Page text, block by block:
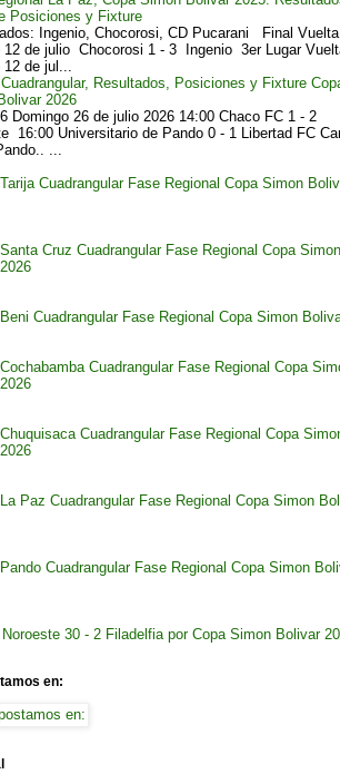
Posiciones y Fixture
Ingenio, Chocorosi, CD Pucarani Final Vuelta
12 de julio Chocorosi 1 - 3 Ingenio 3er Lugar
de jul...
Resultados, Posiciones y Fixture
2026
Domingo 26 de julio 2026 14:00 Chaco FC 1 - 2
16:00 Universitario de Pando 0 - 1 Libertad FC
...
Cuadrangular Fase Regional Copa Simon
Cruz Cuadrangular Fase Regional Copa Simon
Cuadrangular Fase Regional Copa Simon
Cuadrangular Fase Regional Copa
Cuadrangular Fase Regional Copa
Paz Cuadrangular Fase Regional Copa Simon
Cuadrangular Fase Regional Copa Simon
Noroeste 30 - 2 Filadelfia por Copa Simon Bolivar
en: